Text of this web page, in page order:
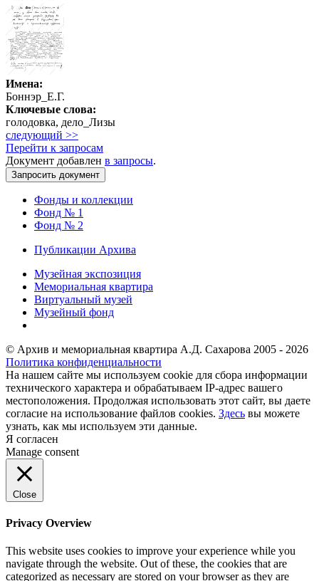
Имена:
Боннэр_Е.Г.
Ключевые слова:
голодовка, дело_Лизы
следующий >>
Перейти к запросам
Документ добавлен в запросы.
Фонды и коллекции
Фонд № 1
Фонд № 2
Публикации Архива
Музейная экспозиция
Мемориальная квартира
Виртуальный музей
Музейный фонд
© Архив и мемориальная квартира А.Д. Сахарова 2005 - 2026
Политика конфиденциальности
На нашем сайте мы используем cookie для сбора информации
технического характера и обрабатываем IP-адрес вашего
местоположения. Продолжая использовать этот сайт, вы даете
согласие на использование файлов cookies. Здесь вы можете
узнать, как мы используем эти данные.
Я согласен
Manage consent
Close
Privacy Overview
This website uses cookies to improve your experience while you
navigate through the website. Out of these, the cookies that are
categorized as necessary are stored on your browser as they are